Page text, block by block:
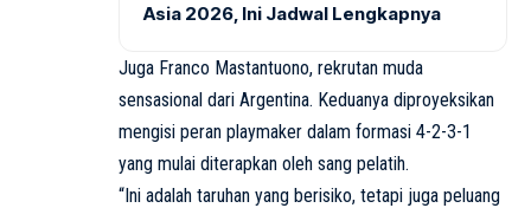
Asia 2026, Ini Jadwal Lengkapnya
Juga Franco Mastantuono, rekrutan muda
sensasional dari Argentina. Keduanya diproyeksikan
mengisi peran playmaker dalam formasi 4-2-3-1
yang mulai diterapkan oleh sang pelatih.
“Ini adalah taruhan yang berisiko, tetapi juga peluang